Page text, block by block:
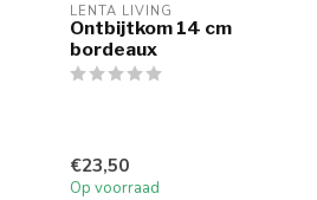
LENTA LIVING
Ontbijtkom 14 cm
bordeaux
€23,50
Op voorraad